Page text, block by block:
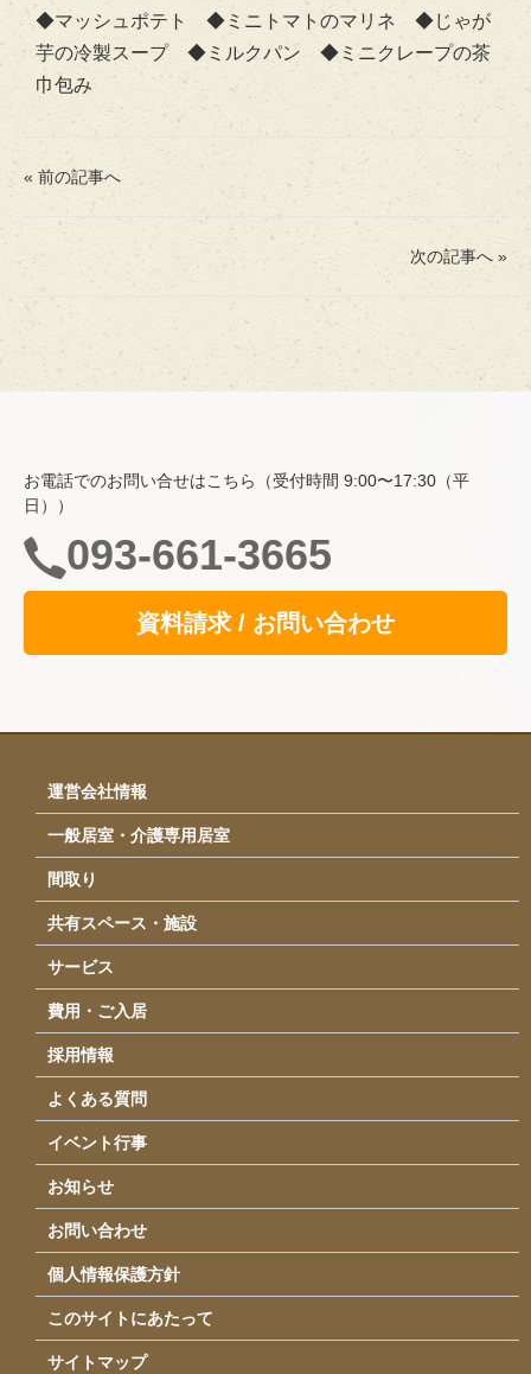
◆マッシュポテト ◆ミニトマトのマリネ ◆じゃが
芋の冷製スープ ◆ミルクパン ◆ミニクレープの茶
巾包み
« 前の記事へ
次の記事へ »
空室情報
一般居室・介護専用居室
自立支援の取り組み
共用スペース
採用情報
運営会社情報
アクセス
お問い合わせ
お電話でのお問い合せはこちら（受付時間 9:00〜17:30（平
日））
093-661-3665
資料請求 / お問い合わせ
運営会社情報
一般居室・介護専用居室
間取り
共有スペース・施設
サービス
費用・ご入居
採用情報
よくある質問
イベント行事
お知らせ
お問い合わせ
個人情報保護方針
このサイトにあたって
サイトマップ